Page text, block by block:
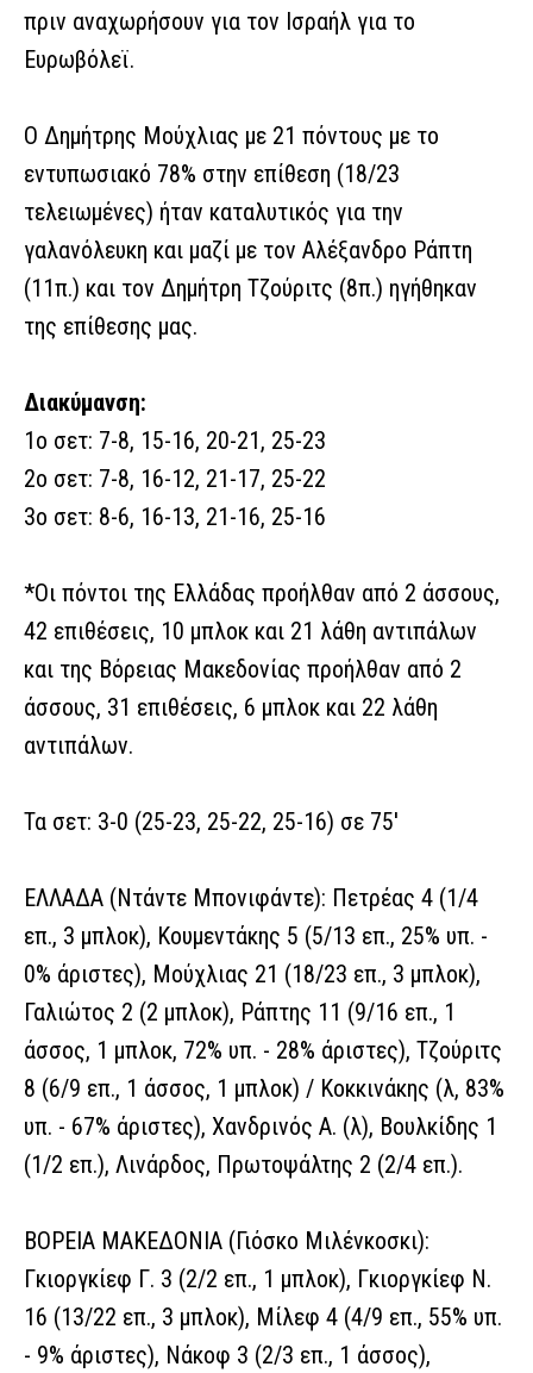
πριν αναχωρήσουν για τον Ισραήλ για το
Ευρωβόλεϊ.
Ο Δημήτρης Μούχλιας με 21 πόντους με το
εντυπωσιακό 78% στην επίθεση (18/23
τελειωμένες) ήταν καταλυτικός για την
γαλανόλευκη και μαζί με τον Αλέξανδρο Ράπτη
(11π.) και τον Δημήτρη Τζούριτς (8π.) ηγήθηκαν
της επίθεσης μας.
Διακύμανση:
1ο σετ: 7-8, 15-16, 20-21, 25-23
2ο σετ: 7-8, 16-12, 21-17, 25-22
3ο σετ: 8-6, 16-13, 21-16, 25-16
*Οι πόντοι της Ελλάδας προήλθαν από 2 άσσους,
42 επιθέσεις, 10 μπλοκ και 21 λάθη αντιπάλων
και της Βόρειας Μακεδονίας προήλθαν από 2
άσσους, 31 επιθέσεις, 6 μπλοκ και 22 λάθη
αντιπάλων.
Τα σετ: 3-0 (25-23, 25-22, 25-16) σε 75'
ΕΛΛΑΔΑ (Ντάντε Μπονιφάντε): Πετρέας 4 (1/4
επ., 3 μπλοκ), Κουμεντάκης 5 (5/13 επ., 25% υπ. -
0% άριστες), Μούχλιας 21 (18/23 επ., 3 μπλοκ),
Γαλιώτος 2 (2 μπλοκ), Ράπτης 11 (9/16 επ., 1
άσσος, 1 μπλοκ, 72% υπ. - 28% άριστες), Τζούριτς
8 (6/9 επ., 1 άσσος, 1 μπλοκ) / Κοκκινάκης (λ, 83%
υπ. - 67% άριστες), Χανδρινός Α. (λ), Βουλκίδης 1
(1/2 επ.), Λινάρδος, Πρωτοψάλτης 2 (2/4 επ.).
ΒΟΡΕΙΑ ΜΑΚΕΔΟΝΙΑ (Γιόσκο Μιλένκοσκι):
Γκιοργκίεφ Γ. 3 (2/2 επ., 1 μπλοκ), Γκιοργκίεφ Ν.
16 (13/22 επ., 3 μπλοκ), Μίλεφ 4 (4/9 επ., 55% υπ.
- 9% άριστες), Νάκοφ 3 (2/3 επ., 1 άσσος),